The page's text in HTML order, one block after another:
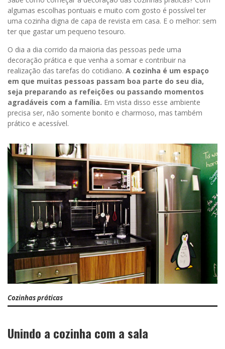
algumas escolhas pontuais e muito com gosto é possível ter
uma cozinha digna de capa de revista em casa. E o melhor: sem
ter que gastar um pequeno tesouro.
O dia a dia corrido da maioria das pessoas pede uma
decoração prática e que venha a somar e contribuir na
realização das tarefas do cotidiano. A cozinha é um espaço
em que muitas pessoas passam boa parte do seu dia,
seja preparando as refeições ou passando momentos
agradáveis com a família. Em vista disso esse ambiente
precisa ser, não somente bonito e charmoso, mas também
prático e acessível.
Cozinhas práticas
Unindo a cozinha com a sala